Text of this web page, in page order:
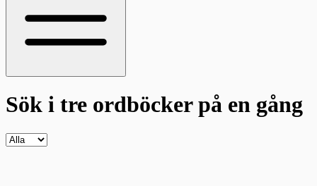
Sök i tre ordböckerpå en gång